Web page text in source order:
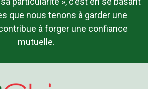
que nous tenons à garder une
à forger une confiance
mutuelle.